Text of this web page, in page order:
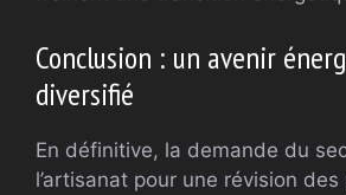
Conclusion : un avenir
diversifié
En définitive, la demande du
l’artisanat pour une révision